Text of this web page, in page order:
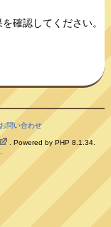
確認してください。
お問い合わせ
. Powered by PHP 8.1.34.